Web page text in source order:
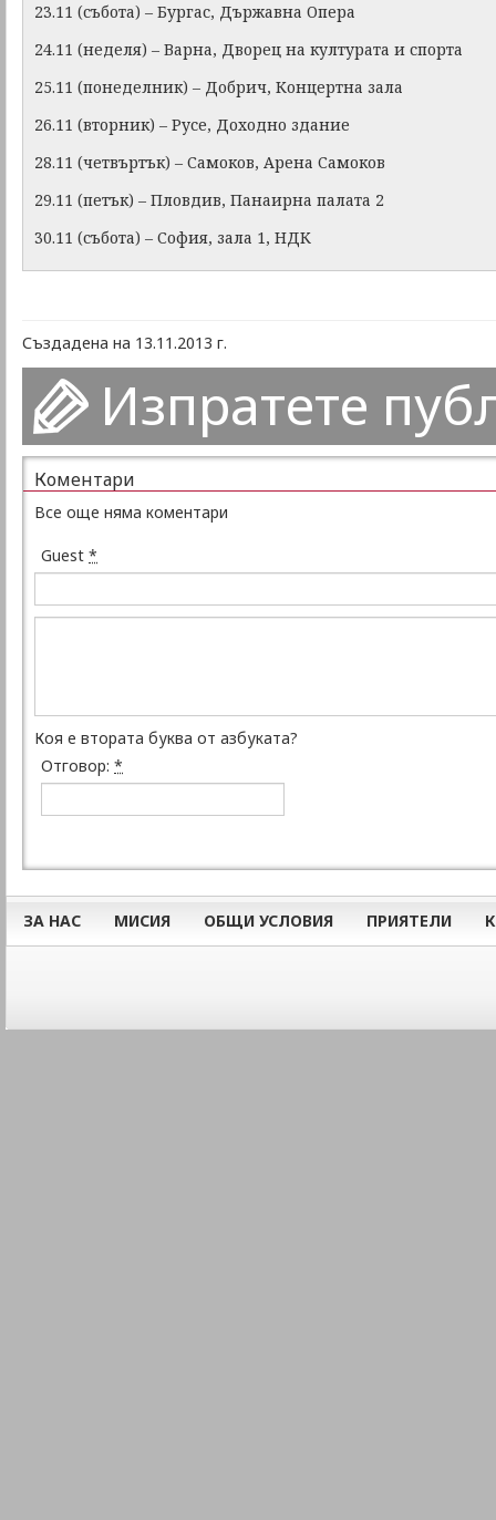
23.11 (събота) – Бургас, Държавна Опера
24.11 (неделя) – Варна, Дворец на културата и спорта
25.11 (понеделник) – Добрич, Концертна зала
26.11 (вторник) – Русе, Доходно здание
28.11 (четвъртък) – Самоков, Арена Самоков
29.11 (петък) – Пловдив, Панаирна палата 2
30.11 (събота) – София, зала 1, НДК
Създадена на 13.11.2013 г.
Изпратете
Коментари
Все още няма коментари
Guest *
Коя е втората буква от азбуката?
Отговор: *
ЗА НАС МИСИЯ ОБЩИ УСЛОВИЯ ПРИЯТЕЛИ